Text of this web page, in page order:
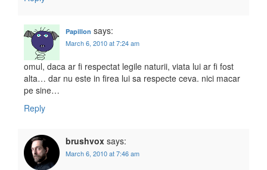
Papillon says:
March 6, 2010 at 7:24 am
omul, daca ar fi respectat legile naturii, viata lui ar fi fost
alta… dar nu este in firea lui sa respecte ceva. nici macar
pe sine…
Reply
brushvox says:
March 6, 2010 at 7:46 am